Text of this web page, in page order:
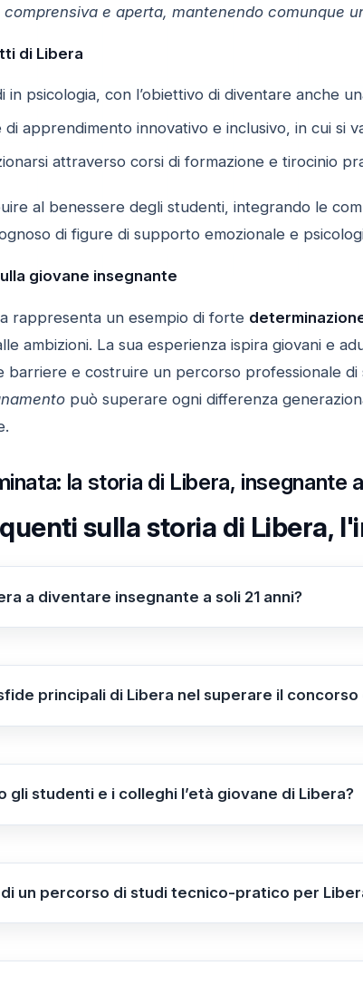
e aperta, mantenendo comunque
di Libera
in psicologia, con l’obiettivo di diventare anche
apprendimento innovativo e inclusivo, in cui si
attraverso corsi di formazione e tirocinio
al benessere degli studenti, integrando le
di figure di supporto emozionale e
giovane insegnante
rappresenta un esempio di forte
ambizioni. La sua esperienza ispira giovani e
barriere e costruire un percorso professionale di
può superare ogni differenza
la storia di Libera, insegnante
sulla storia di Libera,
a diventare insegnante a soli 21 anni?
percorso approfondito di formazione,
principali di Libera nel superare il concorso
incluso mostrare maturità sufficiente per
gli studenti e i colleghi l’età giovane di Libera?
ci sia una minima differenza di età, il
di un percorso di studi tecnico-pratico per
ha permesso a Libera di sviluppare